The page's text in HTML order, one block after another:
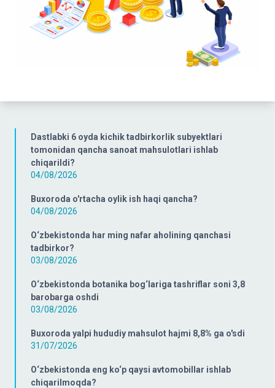
Dastlabki 6 oyda kichik tadbirkorlik subyektlari
tomonidan qancha sanoat mahsulotlari ishlab
chiqarildi?
04/08/2026
Buxoroda o'rtacha oylik ish haqi qancha?
04/08/2026
O‘zbekistonda har ming nafar aholining qanchasi
tadbirkor?
03/08/2026
O‘zbekistonda botanika bog‘lariga tashriflar soni 3,8
barobarga oshdi
03/08/2026
Buxoroda yalpi hududiy mahsulot hajmi 8,8% ga o'sdi
31/07/2026
O‘zbekistonda eng ko‘p qaysi avtomobillar ishlab
chiqarilmoqda?